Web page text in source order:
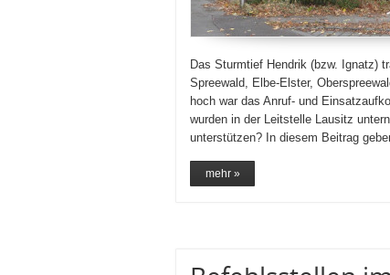
Das Sturmtief Hendrik (bzw. Ignatz)
Spreewald, Elbe-Elster,
hoch war das Anruf- und
wurden in der Leitstelle Lausitz
unterstützen? In diesem Beitrag
mehr »